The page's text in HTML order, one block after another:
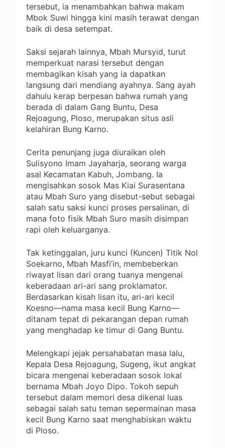
tersebut, ia menambahkan bahwa makam
Mbok Suwi hingga kini masih terawat dengan
baik di desa setempat.
Saksi sejarah lainnya, Mbah Mursyid, turut
memperkuat narasi tersebut dengan
membagikan kisah yang ia dapatkan
langsung dari mendiang ayahnya. Sang ayah
dahulu kerap berpesan bahwa rumah yang
berada di dalam Gang Buntu, Desa
Rejoagung, Ploso, merupakan situs asli
kelahiran Bung Karno.
Cerita penunjang juga diuraikan oleh
Sulisyono Imam Jayaharja, seorang warga
asal Kecamatan Kabuh, Jombang. Ia
mengisahkan sosok Mas Kiai Surasentana
atau Mbah Suro yang disebut-sebut sebagai
salah satu saksi kunci proses persalinan, di
mana foto fisik Mbah Suro masih disimpan
rapi oleh keluarganya.
Tak ketinggalan, juru kunci (Kuncen) Titik Nol
Soekarno, Mbah Masfi’in, membeberkan
riwayat lisan dari orang tuanya mengenai
keberadaan ari-ari sang proklamator.
Berdasarkan kisah lisan itu, ari-ari kecil
Koesno—nama masa kecil Bung Karno—
ditanam tepat di pekarangan depan rumah
yang menghadap ke timur di Gang Buntu.
Melengkapi jejak persahabatan masa lalu,
Kepala Desa Rejoagung, Sugeng, ikut angkat
bicara mengenai keberadaan sosok lokal
bernama Mbah Joyo Dipo. Tokoh sepuh
tersebut dalam memori desa dikenal luas
sebagai salah satu teman sepermainan masa
kecil Bung Karno saat menghabiskan waktu
di Ploso.